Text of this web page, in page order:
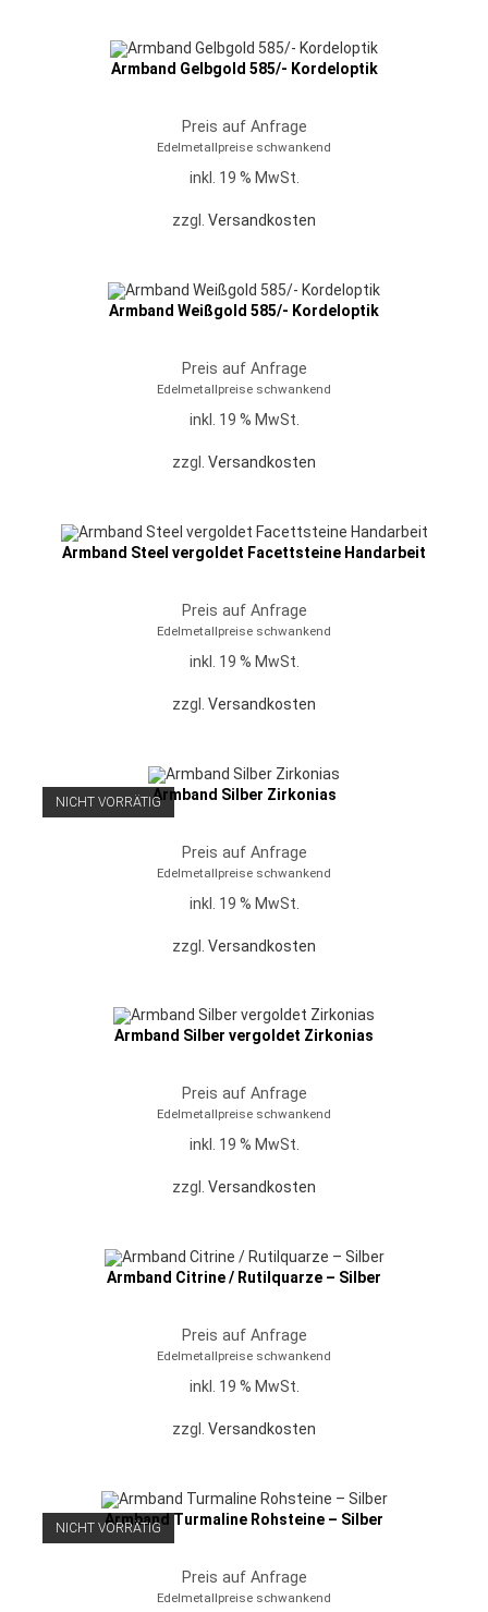
Armband Gelbgold 585/- Kordeloptik
Preis auf Anfrage
Edelmetallpreise schwankend
inkl. 19 % MwSt.
zzgl. Versandkosten
Armband Weißgold 585/- Kordeloptik
Preis auf Anfrage
Edelmetallpreise schwankend
inkl. 19 % MwSt.
zzgl. Versandkosten
Armband Steel vergoldet Facettsteine Handarbeit
Preis auf Anfrage
Edelmetallpreise schwankend
inkl. 19 % MwSt.
zzgl. Versandkosten
NICHT VORRÄTIGArmband Silber Zirkonias
Preis auf Anfrage
Edelmetallpreise schwankend
inkl. 19 % MwSt.
zzgl. Versandkosten
Armband Silber vergoldet Zirkonias
Preis auf Anfrage
Edelmetallpreise schwankend
inkl. 19 % MwSt.
zzgl. Versandkosten
Armband Citrine / Rutilquarze – Silber
Preis auf Anfrage
Edelmetallpreise schwankend
inkl. 19 % MwSt.
zzgl. Versandkosten
NICHT VORRÄTIG
Armband Turmaline Rohsteine – Silber
Preis auf Anfrage
Edelmetallpreise schwankend